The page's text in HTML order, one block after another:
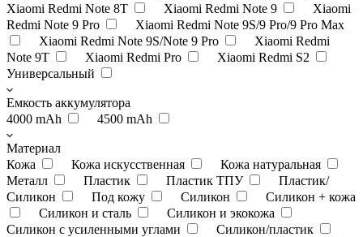
Xiaomi Redmi Note 8T
Xiaomi Redmi Note 9
Xiaomi
Redmi Note 9 Pro
Xiaomi Redmi Note 9S/9 Pro/9 Pro Max
Xiaomi Redmi Note 9S/Note 9 Pro
Xiaomi Redmi
Note 9T
Xiaomi Redmi Pro
Xiaomi Redmi S2
Универсальный
Емкость аккумулятора
4000 mAh
4500 mAh
Материал
Кожа
Кожа искусственная
Кожа натуральная
Металл
Пластик Пластик ТПУ
Пластик/
Силикон
Под кожу Силикон
Силикон + кожа
Силикон и сталь
Силикон и экокожa
Силикон с усиленными углами
Силикон/пластик